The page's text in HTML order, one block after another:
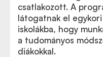
csatlakozott. A
látogatnak el egykori
iskolákba, hogy
a tudományos
diákokkal.